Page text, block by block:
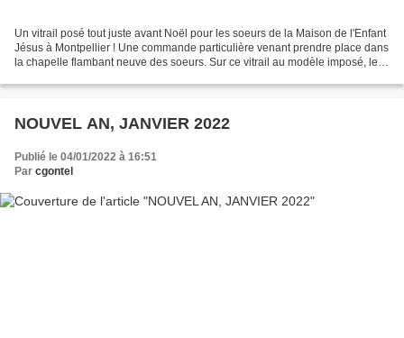
Un vitrail posé tout juste avant Noël pour les soeurs de la Maison de l'Enfant
Jésus à Montpellier ! Une commande particulière venant prendre place dans
la chapelle flambant neuve des soeurs. Sur ce vitrail au modèle imposé, le
NOUVEL AN, JANVIER 2022
Publié le 04/01/2022 à 16:51
Par cgontel